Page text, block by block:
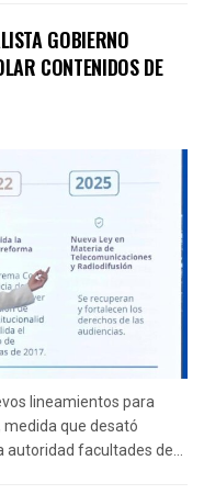
GOBIERNO
CONTENIDOS DE
lineamientos para
que desató
facultades de...